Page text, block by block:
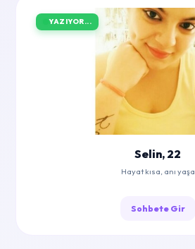
YAZIYOR...
Selin, 22
Hayat kısa, anı yaşa
Sohbete Gir